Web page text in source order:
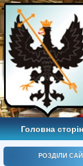
Головна
РОЗДІЛИ